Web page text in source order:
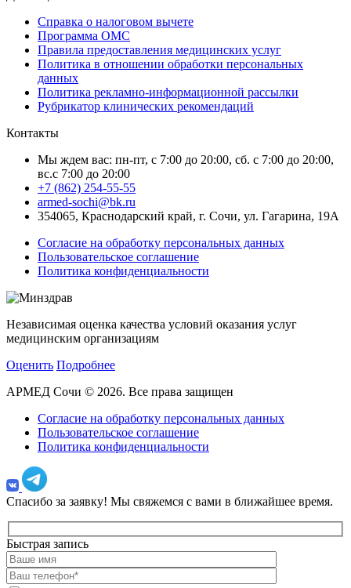
Справка о налоговом вычете
Программа ОМС
Правила предоставления медицинских услуг
Политика в отношении обработки персональных
данных
Политика рекламно-информационной рассылки
Рубрикатор клинических рекомендаций
Контакты
Мы ждем вас: пн-пт, с 7:00 до 20:00, сб. с 7:00 до 20:00,
вс.с 7:00 до 20:00
+7 (862) 254-55-55
armed-sochi@bk.ru
354065, Краснодарский край, г. Сочи, ул. Гагарина, 19А
Согласие на обработку персональных данных
Пользовательское соглашение
Политика конфиденциальности
Независимая оценка качества условий оказания услуг
медицинским организациям
Оценить Подробнее
АРМЕД Сочи © 2026. Все права защищен
Согласие на обработку персональных данных
Пользовательское соглашение
Политика конфиденциальности
Спасибо за заявку! Мы свяжемся с вами в ближайшее время.
Быстрая запись